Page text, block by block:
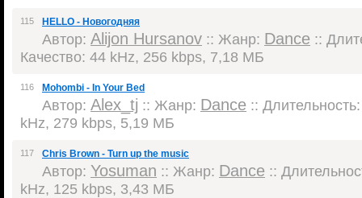
115 HELLO - Новогодняя
Автор: Alijon Hursanov :: Жанр: Dance ::
Качество: 44 kHz, 256 kbps, 7,18 МБ
116 Mohombi - In Your Bed
Автор: Alex_tj :: Жанр: Dance ::
kHz, 279 kbps, 5,19 МБ
117 Chris Brown - Turn up the music
Автор: Yosuman :: Жанр: Dance ::
kHz, 125 kbps, 3,43 МБ